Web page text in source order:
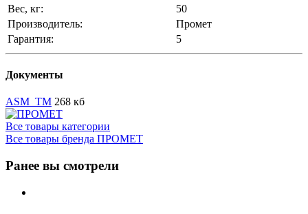
Вес, кг:
50
Производитель:
Промет
Гарантия:
5
Документы
ASM_TM 268 кб
Все товары категории
Все товары бренда ПРОМЕТ
Ранее вы смотрели